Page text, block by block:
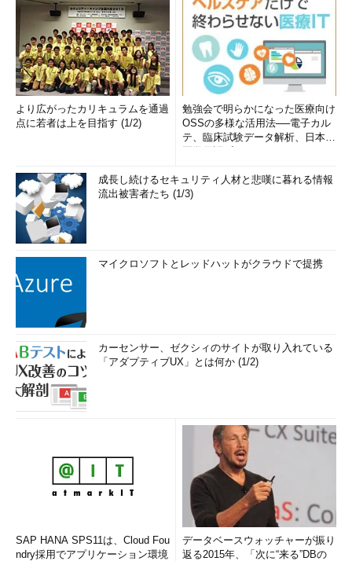
より広がったカリキュラムを通過
点に若者は上を目指す (1/2)
勉強会で明らかになった医療向け
OSSの多様な活用法──電子カル
テ、臨床試験データ解析、日本語
成長し続けるセキュリティ人材と悲嘆に暮れる情報
流出被害者たち (1/3)
マイクロソフトとレッドハットがクラウドで提携
カーセンサー、ゼクシィのサイトが取り入れている
「アダプティブUX」とは何か (1/2)
SAP HANA SPS11は、Cloud Fou
ndry採用でアプリケーション環境
データベースウォッチャーが振り
返る2015年、「次に“来る”DBの